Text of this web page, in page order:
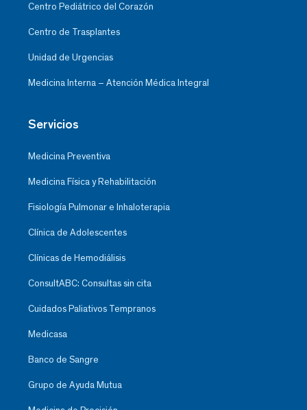
Centro Pediátrico del Corazón
Centro de Trasplantes
Unidad de Urgencias
Medicina Interna – Atención Médica Integral
Servicios
Medicina Preventiva
Medicina Física y Rehabilitación
Fisiología Pulmonar e Inhaloterapia
Clínica de Adolescentes
Clínicas de Hemodiálisis
ConsultABC: Consultas sin cita
Cuidados Paliativos Tempranos
Medicasa
Banco de Sangre
Grupo de Ayuda Mutua